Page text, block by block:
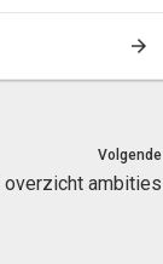
Volgende
overzicht ambities